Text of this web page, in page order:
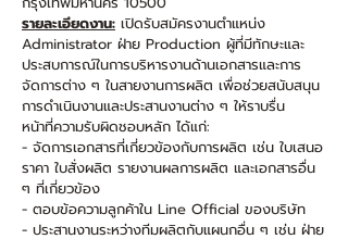
รายละเอียดงาน: เปิดรับสมัครงานตำแหน่ง
Administrator ฝ่าย Production ผู้ที่มีทักษะและ
ประสบการณ์ในการบริหารงานด้านเอกสารและการ
จัดการต่าง ๆ ในสายงานการผลิต เพื่อช่วยสนับสนุน
การดำเนินงานและประสานงานต่าง ๆ ให้ราบรื่น
หน้าที่ความรับผิดชอบหลัก ได้แก่:
- จัดการเอกสารที่เกี่ยวข้องกับการผลิต เช่น ใบเสนอ
ราคา ใบสั่งผลิต รายงานผลการผลิต และเอกสารอื่น
ๆ ที่เกี่ยวข้อง
- ตอบข้อความลูกค้าใน Line Official ของบริษัท
- ประสานงานระหว่างทีมผลิตกับแผนกอื่น ๆ เช่น ฝ่าย